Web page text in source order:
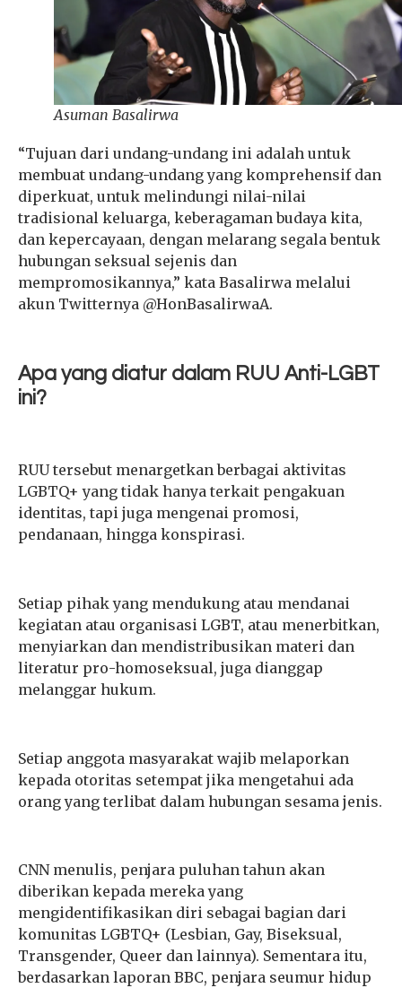
Asuman Basalirwa
“Tujuan dari undang-undang ini adalah untuk
membuat undang-undang yang komprehensif dan
diperkuat, untuk melindungi nilai-nilai
tradisional keluarga, keberagaman budaya kita,
dan kepercayaan, dengan melarang segala bentuk
hubungan seksual sejenis dan
mempromosikannya,” kata Basalirwa melalui
akun Twitternya @HonBasalirwaA.
Apa yang diatur dalam RUU Anti-LGBT
ini?
RUU tersebut menargetkan berbagai aktivitas
LGBTQ+ yang tidak hanya terkait pengakuan
identitas, tapi juga mengenai promosi,
pendanaan, hingga konspirasi.
Setiap pihak yang mendukung atau mendanai
kegiatan atau organisasi LGBT, atau menerbitkan,
menyiarkan dan mendistribusikan materi dan
literatur pro-homoseksual, juga dianggap
melanggar hukum.
Setiap anggota masyarakat wajib melaporkan
kepada otoritas setempat jika mengetahui ada
orang yang terlibat dalam hubungan sesama jenis.
CNN menulis, penjara puluhan tahun akan
diberikan kepada mereka yang
mengidentifikasikan diri sebagai bagian dari
komunitas LGBTQ+ (Lesbian, Gay, Biseksual,
Transgender, Queer dan lainnya). Sementara itu,
berdasarkan laporan BBC, penjara seumur hidup